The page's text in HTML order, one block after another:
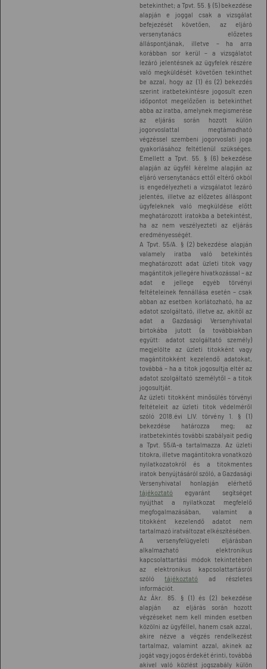
betekinthet; a Tpvt. 55. § (5) bekezdése
alapján e joggal csak a vizsgálat
befejezését követően, az eljáró
versenytanács előzetes
álláspontjának, illetve – ha arra
korábban sor kerül – a vizsgálatot
lezáró jelentésnek az ügyfelek részére
való megküldését követően tekinthet
be azzal, hogy az (1) és (2) bekezdés
szerint iratbetekintésre jogosult ezen
időpontot megelőzően is betekinthet
abba az iratba, amelynek megismerése
az eljárás során hozott külön
jogorvoslattal megtámadható
végzéssel szembeni jogorvoslati joga
gyakorlásához feltétlenül szükséges.
Emellett a Tpvt. 55. § (6) bekezdése
alapján az ügyfél kérelme alapján az
eljáró versenytanács ettől eltérő okból
is engedélyezheti a vizsgálatot lezáró
jelentés, illetve az előzetes álláspont
ügyfeleknek való megküldése előtt
meghatározott iratokba a betekintést,
ha az nem veszélyezteti az eljárás
eredményességét.
A Tpvt. 55/A. § (2) bekezdése alapján
valamely iratba való betekintés
meghatározott adat üzleti titok vagy
magántitok jellegére hivatkozással – az
adat e jellege egyéb törvényi
feltételeinek fennállása esetén – csak
abban az esetben korlátozható, ha az
adatot szolgáltató, illetve az, akitől az
adat a Gazdasági Versenyhivatal
birtokába jutott (a továbbiakban
együtt: adatot szolgáltató személy)
megjelölte az üzleti titokként vagy
magántitokként kezelendő adatokat,
továbbá – ha a titok jogosultja eltér az
adatot szolgáltató személytől – a titok
jogosultját.
Az üzleti titokként minősülés törvényi
feltételeit az üzleti titok védelméről
szóló 2018.évi LIV. törvény 1. § (1)
bekezdése határozza meg; az
iratbetekintés további szabályait pedig
a Tpvt. 55/A-a tartalmazza. Az üzleti
titokra, illetve magántitokra vonatkozó
nyilatkozatokról és a titokmentes
iratok benyújtásáról szóló, a Gazdasági
Versenyhivatal honlapján elérhető
tájékoztató egyaránt segítséget
nyújthat a nyilatkozat megfelelő
megfogalmazásában, valamint a
titokként kezelendő adatot nem
tartalmazó iratváltozat elkészítésében.
A versenyfelügyeleti eljárásban
alkalmazható elektronikus
kapcsolattartási módok tekintetében
az elektronikus kapcsolattartásról
szólótájékoztató ad részletes
információt.
Az Ákr. 85. § (1) és (2) bekezdése
alapján az eljárás során hozott
végzéseket nem kell minden esetben
közölni az ügyféllel, hanem csak azzal,
akire nézve a végzés rendelkezést
tartalmaz, valamint azzal, akinek az
jogát vagy jogos érdekét érinti, továbbá
akivel való közlést jogszabály külön